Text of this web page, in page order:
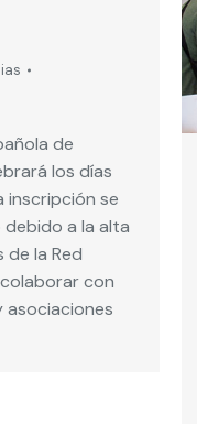
de
los días
inscripción se
a la alta
la Red
con